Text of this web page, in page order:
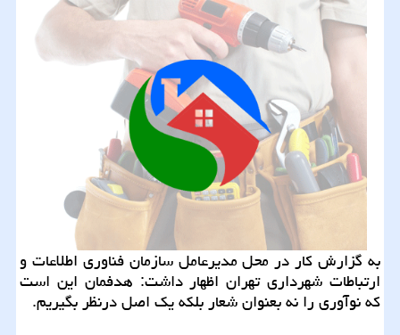
به گزارش كار در محل مدیرعامل سازمان فناوری اطلاعات و
ارتباطات شهرداری تهران اظهار داشت: هدفمان این است
كه نوآوری را نه بعنوان شعار بلكه یك اصل درنظر بگیریم.